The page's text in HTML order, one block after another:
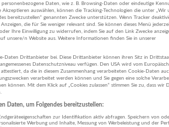
Objektschutz /
Bezirk Perg -
Menschen sicherer fühlen. Wir bei Securitas
personenbezogene Daten, wie z. B. Browsing-Daten oder eindeutige
auswählen, können die Tracking-Technologien die unter „Wir
bereitzustellen“ genannten Zwecke unterstützen. Wenn Tracker
die für Sie weniger relevant sind. Sie können dieses Menü
Ihre Einwilligung zu widerrufen, indem Sie auf den Link Zwecke
unsere/n Website aus. Weitere Informationen finden Sie in unserer
Daten Drittanbieter bei. Diese Drittanbieter können ihren Sitz in
Datenschutzniveau verfügen. Den USA wird vom
attestiert, da die in diesem Zusammenhang verarbeiteten Cookie-Daten
verarbeitet werden können und Sie gegen eine solche
können. Mit dem Klick auf „Cookies zulassen“ stimmen Sie zu, dass wir
Daten, um Folgendes bereitzustellen:
zur Identifikation aktiv abfragen. Speichern von
Werbung und Inhalte, Messung von Werbeleistung und der